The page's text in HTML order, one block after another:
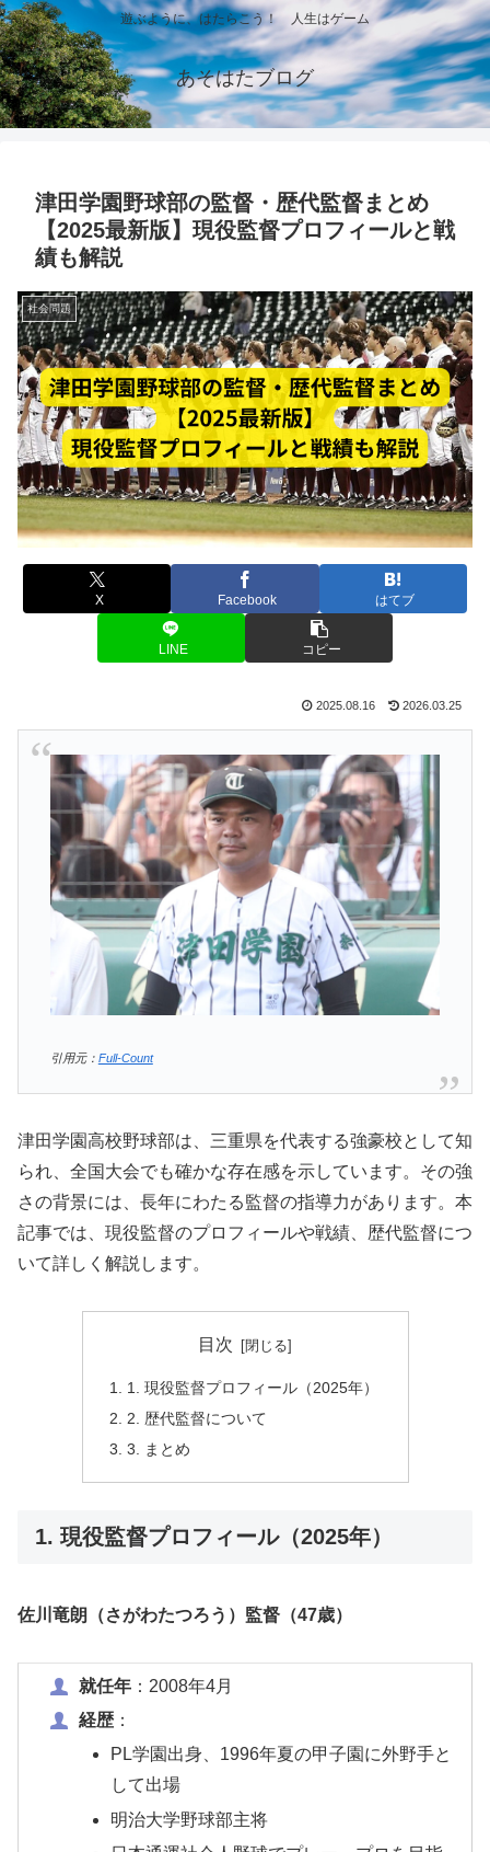
遊ぶように、はたらこう！ 人生はゲーム
あそはたブログ
津田学園野球部の監督・歴代監督まとめ
【2025最新版】現役監督プロフィールと戦
績も解説
社会問題
X Facebook はてブ
LINE コピー
2025.08.16 2026.03.25
引用元： Full-Count
津田学園高校野球部は、三重県を代表する強豪校として知
られ、全国大会でも確かな存在感を示しています。その強
さの背景には、長年にわたる監督の指導力があります。本
記事では、現役監督のプロフィールや戦績、歴代監督につ
いて詳しく解説します。
目次
1. 現役監督プロフィール（2025年）
2. 歴代監督について
3. まとめ
1. 現役監督プロフィール（2025年）
佐川竜朗（さがわたつろう）監督（47歳）
就任年：2008年4月
経歴：
PL学園出身、1996年夏の甲子園に外野手と
して出場
明治大学野球部主将